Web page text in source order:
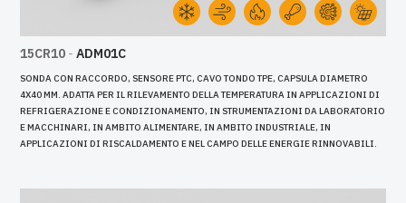
15CR10 - ADM01C
SONDA CON RACCORDO, SENSORE PTC, CAVO TONDO TPE, CAPSULA DIAMETRO
4X40 MM. ADATTA PER IL RILEVAMENTO DELLA TEMPERATURA IN APPLICAZIONI DI
REFRIGERAZIONE E CONDIZIONAMENTO, IN STRUMENTAZIONI DA LABORATORIO
E MACCHINARI, IN AMBITO ALIMENTARE, IN AMBITO INDUSTRIALE, IN
APPLICAZIONI DI RISCALDAMENTO E NEL CAMPO DELLE ENERGIE RINNOVABILI.